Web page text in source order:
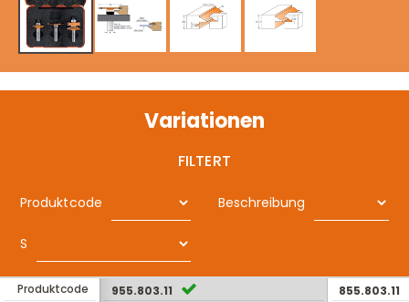
Variationen
FILTERT
Produktcode Beschreibung
S
Produktcode
955.803.11
855.803.11